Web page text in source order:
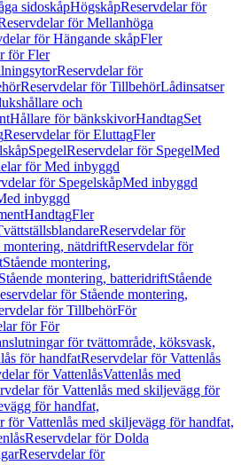
sidoskåpHögskåpReservdelar för
för Mellanhöga
för Hängande skåpFler
för Fler
Reservdelar för
Reservdelar för TillbehörLådinsatser
och
Hållare för bänkskivorHandtagSet
Reservdelar för EluttagFler
SpegelReservdelar för SpegelMed
för Med inbyggd
för SpegelskåpMed inbyggd
inbyggd
HandtagFler
Reservdelar för
montering, nätdriftReservdelar för
Stående montering,
montering, batteridriftStående
för Stående montering,
för TillbehörFör
för För
för tvättområde, köksvask,
för handfatReservdelar för Vattenlås
för VattenlåsVattenlås med
för Vattenlås med skiljevägg för
för handfat,
för Vattenlås med skiljevägg för handfat,
Reservdelar för Dolda
Reservdelar för